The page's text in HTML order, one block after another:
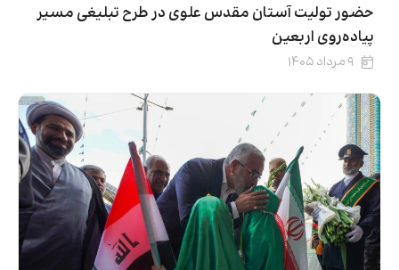
حضور تولیت آستان مقدس علوی در طرح تبلیغی مسیر
پیاده‌روی اربعین
۹ مرداد ۱۴۰۵